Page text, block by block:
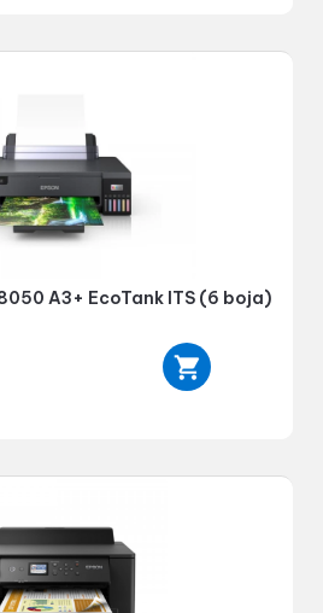
A3+ EcoTank ITS (6 boja)